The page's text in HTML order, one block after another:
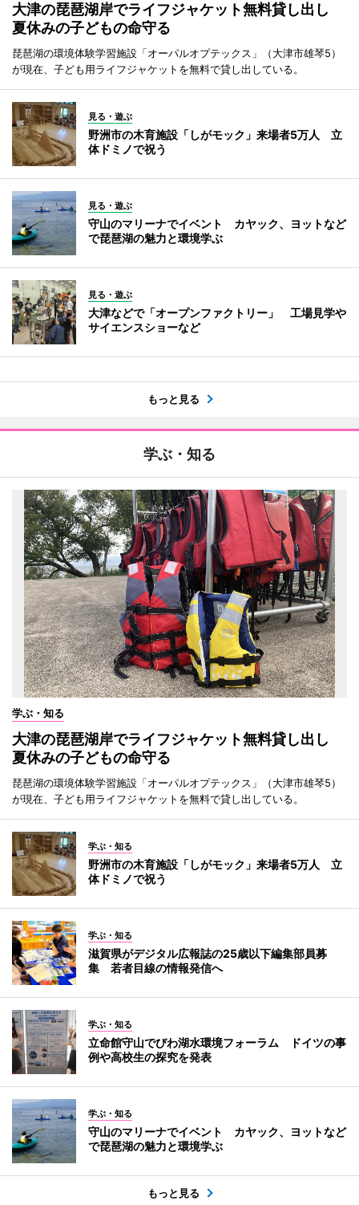
大津の琵琶湖岸でライフジャケット無料貸し出し
夏休みの子どもの命守る
琵琶湖の環境体験学習施設「オーパルオプテックス」（大津市雄琴5）
が現在、子ども用ライフジャケットを無料で貸し出している。
見る・遊ぶ
野洲市の木育施設「しがモック」来場者5万人 立
体ドミノで祝う
見る・遊ぶ
守山のマリーナでイベント カヤック、ヨットなど
で琵琶湖の魅力と環境学ぶ
見る・遊ぶ
大津などで「オープンファクトリー」 工場見学や
サイエンスショーなど
もっと見る
学ぶ・知る
学ぶ・知る
大津の琵琶湖岸でライフジャケット無料貸し出し
夏休みの子どもの命守る
琵琶湖の環境体験学習施設「オーパルオプテックス」（大津市雄琴5）
が現在、子ども用ライフジャケットを無料で貸し出している。
学ぶ・知る
野洲市の木育施設「しがモック」来場者5万人 立
体ドミノで祝う
学ぶ・知る
滋賀県がデジタル広報誌の25歳以下編集部員募
集 若者目線の情報発信へ
学ぶ・知る
立命館守山でびわ湖水環境フォーラム ドイツの事
例や高校生の探究を発表
学ぶ・知る
守山のマリーナでイベント カヤック、ヨットなど
で琵琶湖の魅力と環境学ぶ
もっと見る